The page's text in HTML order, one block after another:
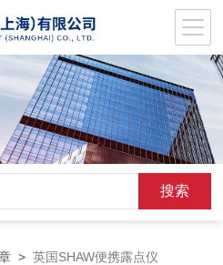
>英国SHAW便携露点仪